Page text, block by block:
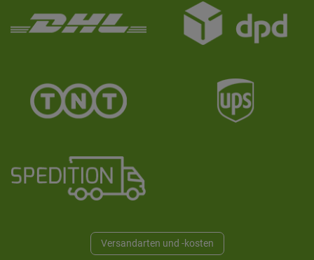
Versandarten und -kosten